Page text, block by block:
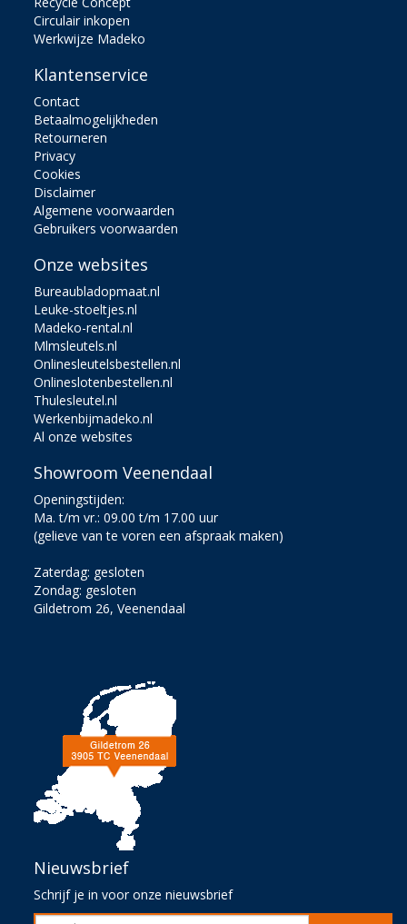
Circulair inkopen
Werkwijze Madeko
Klantenservice
Contact
Betaalmogelijkheden
Retourneren
Privacy
Cookies
Disclaimer
Algemene voorwaarden
Gebruikers voorwaarden
Onze websites
Bureaubladopmaat.nl
Leuke-stoeltjes.nl
Madeko-rental.nl
Mlmsleutels.nl
Onlinesleutelsbestellen.nl
Onlineslotenbestellen.nl
Thulesleutel.nl
Werkenbijmadeko.nl
Al onze websites
Showroom Veenendaal
Openingstijden:
Ma. t/m vr.: 09.00 t/m 17.00 uur
(gelieve van te voren een afspraak maken)
Zaterdag: gesloten
Zondag: gesloten
Gildetrom 26, Veenendaal
Nieuwsbrief
Schrijf je in voor onze nieuwsbrief